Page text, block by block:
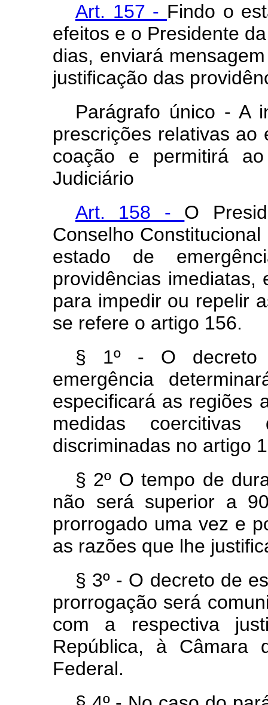
Art. 157 - Findo o
efeitos e o Presidente
dias, enviará
justificação das
Parágrafo único - A
prescrições relativas
coação e permitirá
Judiciário
Art. 158 - O
Conselho
estado de
providências
para impedir ou repelir
se refere o artigo 156.
§ 1º - O decreto
emergência
especificará as regiões
medidas
discriminadas no artigo
§ 2º O tempo de
não será superior a
prorrogado uma vez e
as razões que lhe
§ 3º - O decreto de
prorrogação será
com a respectiva
República, à Câmara
Federal.